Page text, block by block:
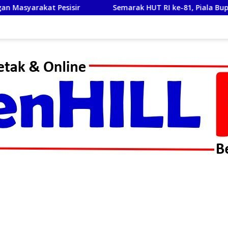
Semarak HUT RI ke-81, Piala Bupati & Kapolres